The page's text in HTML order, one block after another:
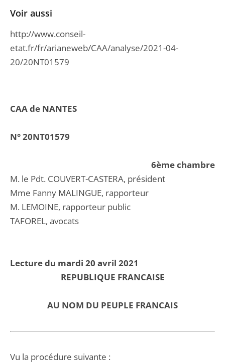
CAA de NANTES
N° 20NT01579
6ème chambre
M. le Pdt. COUVERT-CASTERA, président
Mme Fanny MALINGUE, rapporteur
M. LEMOINE, rapporteur public
TAFOREL, avocats
Lecture du mardi 20 avril 2021
REPUBLIQUE FRANCAISE
AU NOM DU PEUPLE FRANCAIS
Vu la procédure suivante :
Voir aussi
http://www.conseil-
etat.fr/fr/arianeweb/CAA/analyse/2021-04-
20/20NT01579